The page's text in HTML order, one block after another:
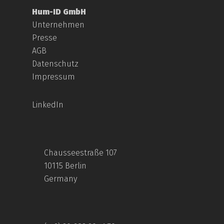
Hum-ID GmbH
Unternehmen
Presse
AGB
Datenschutz
Impressum
LinkedIn
Chausseestraße 107
10115 Berlin
Germany